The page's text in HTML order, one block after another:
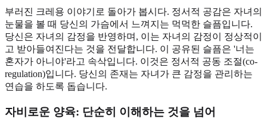
부러진 크레용 이야기로 돌아가 봅시다. 정서적 공감은 자녀의
눈물을 볼 때 당신의 가슴에서 느껴지는 먹먹한 슬픔입니다.
당신은 자녀의 감정을 반영하며, 이는 자녀의 감정이 정상적이
고 받아들여진다는 것을 전달합니다. 이 공유된 슬픔은 '너는
혼자가 아니야'라고 속삭입니다. 이것은 정서적 공동 조절(co-
regulation)입니다. 당신의 존재는 자녀가 큰 감정을 관리하는
연습을 하도록 돕습니다.
자비로운 양육: 단순히 이해하는 것을 넘어